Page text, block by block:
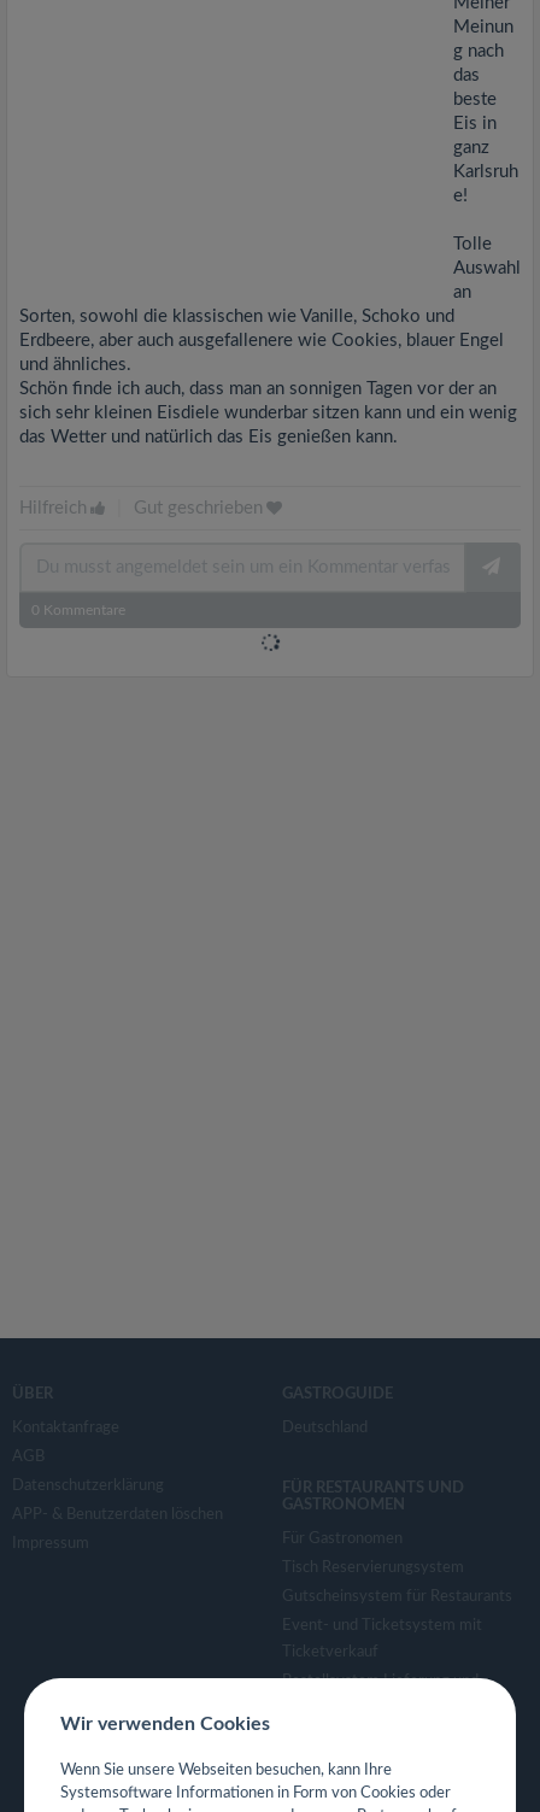
Meinun
g nach
das
beste
Eis in
ganz
Karlsruh
e!
Tolle
Auswahl
an
Sorten, sowohl die klassischen wie Vanille, Schoko und
Erdbeere, aber auch ausgefallenere wie Cookies, blauer Engel
und ähnliches.
Schön finde ich auch, dass man an sonnigen Tagen vor der an
sich sehr kleinen Eisdiele wunderbar sitzen kann und ein wenig
das Wetter und natürlich das Eis genießen kann.
Hilfreich Gut geschrieben
0 Kommentare
ÜBER
Kontaktanfrage
AGB
Datenschutzerklärung
APP- & Benutzerdaten löschen
Impressum
GASTROGUIDE
Deutschland
FÜR RESTAURANTS UND
GASTRONOMEN
Für Gastronomen
Tisch Reservierungsystem
Gutscheinsystem für Restaurants
Event- und Ticketsystem mit
Ticketverkauf
Bestellsystem Lieferung und
Eigene App für Restaurant
Wir verwenden Cookies
Wenn Sie unsere Webseiten besuchen, kann Ihre
Systemsoftware Informationen in Form von Cookies oder